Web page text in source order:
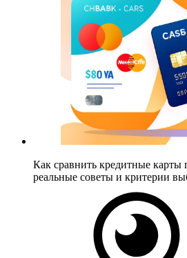
Как сравнить кредитные карты
реальные советы и критерии